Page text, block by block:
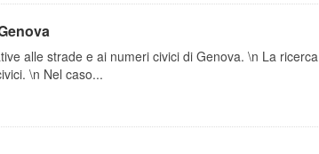
alle strade e ai numeri civici di Genova. \n La ricerca
\n Nel caso...